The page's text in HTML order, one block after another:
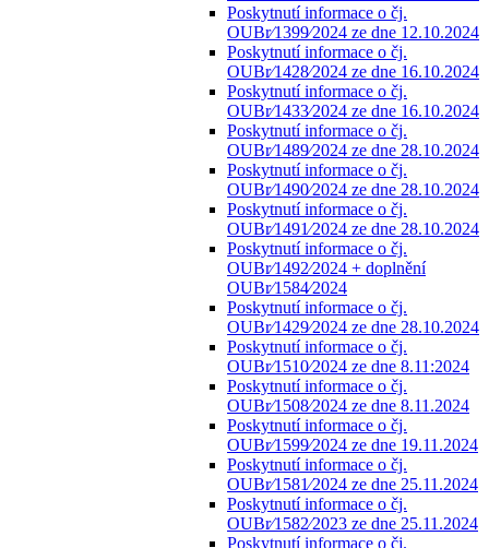
Poskytnutí informace o čj.
OUBr⁄1399⁄2024 ze dne 12.10.2024
Poskytnutí informace o čj.
OUBr⁄1428⁄2024 ze dne 16.10.2024
Poskytnutí informace o čj.
OUBr⁄1433⁄2024 ze dne 16.10.2024
Poskytnutí informace o čj.
OUBr⁄1489⁄2024 ze dne 28.10.2024
Poskytnutí informace o čj.
OUBr⁄1490⁄2024 ze dne 28.10.2024
Poskytnutí informace o čj.
OUBr⁄1491⁄2024 ze dne 28.10.2024
Poskytnutí informace o čj.
OUBr⁄1492⁄2024 + doplnění
OUBr⁄1584⁄2024
Poskytnutí informace o čj.
OUBr⁄1429⁄2024 ze dne 28.10.2024
Poskytnutí informace o čj.
OUBr⁄1510⁄2024 ze dne 8.11:2024
Poskytnutí informace o čj.
OUBr⁄1508⁄2024 ze dne 8.11.2024
Poskytnutí informace o čj.
OUBr⁄1599⁄2024 ze dne 19.11.2024
Poskytnutí informace o čj.
OUBr⁄1581⁄2024 ze dne 25.11.2024
Poskytnutí informace o čj.
OUBr⁄1582⁄2023 ze dne 25.11.2024
Poskytnutí informace o čj.